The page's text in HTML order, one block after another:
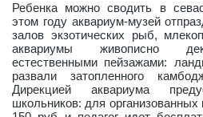
Ребенка можно сводить в
этом году аквариум-музей
залов экзотических рыб,
аквариумы живописно
естественными пейзажами:
развали затопленного
Дирекцией аквариума
школьников: для организованных